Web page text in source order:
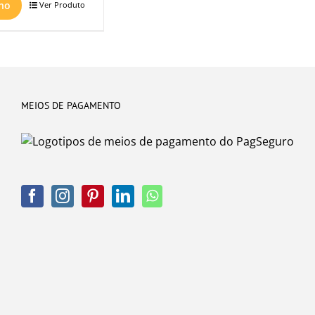
Ver Produto
MEIOS DE PAGAMENTO